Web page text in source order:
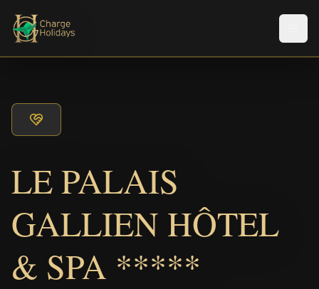
LE PALAIS
GALLIEN HÔTEL
& SPA *****